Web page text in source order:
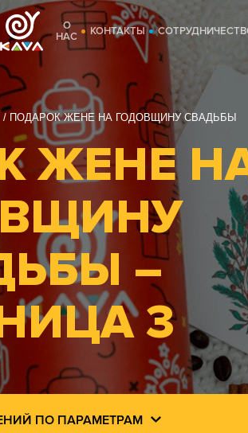
О
НАС
КОНТАКТЫ
ПОДАРОК ЖЕНЕ НА ГОДОВЩИНУ СВАДЬБЫ
ЖЕНЕ
―
3
ПО ПАРАМЕТРАМ